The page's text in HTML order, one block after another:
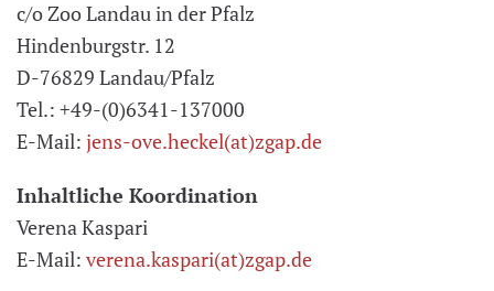
c/o Zoo Landau in der Pfalz
Hindenburgstr. 12
D-76829 Landau/Pfalz
Tel.: +49-(0)6341-137000
E-Mail: jens-ove.heckel(at)zgap.de
Inhaltliche Koordination
Verena Kaspari
E-Mail: verena.kaspari(at)zgap.de